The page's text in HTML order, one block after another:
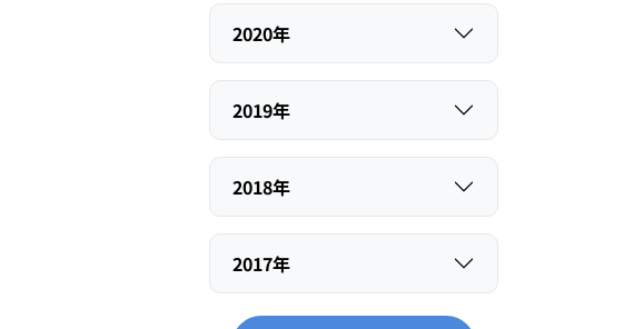
2020年
2019年
2018年
2017年